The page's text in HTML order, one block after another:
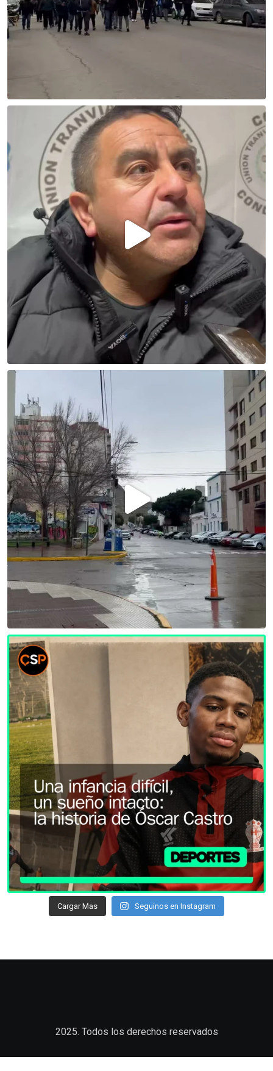
Cargar Mas Seguinos en Instagram
2025. Todos los derechos reservados